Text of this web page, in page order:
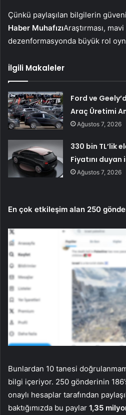
Çünkü paylaşılan bilgilerin
Haber MuhafızıAraştırması,
dezenformasyonda büyük rol
İlgili Makaleler
Ford ve
Araç Üretimi
Ağustos 7, 2026
330 bin TL’lik
Fiyatını duyan
Ağustos 7, 2026
En çok etkileşim alan 250
Bunlardan 10 tanesi
bilgi içeriyor. 250 gönderinin
onaylı hesaplar tarafından
baktığımızda bu paylar 1,35